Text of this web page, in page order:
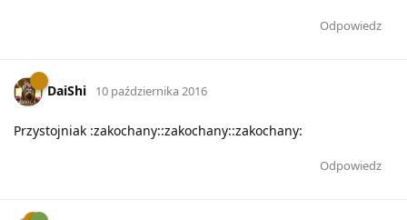
Odpowiedz
DaiShi 10 października 2016
Przystojniak :zakochany::zakochany::zakochany:
Odpowiedz